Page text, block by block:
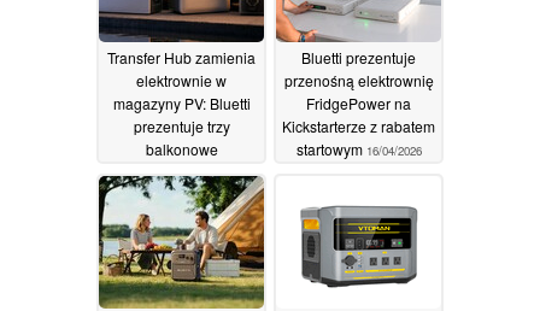
Transfer Hub zamienia
elektrownie w
magazyny PV: Bluetti
prezentuje trzy
balkonowe
rozwiązania solarne
16/05/2026
Bluetti prezentuje
przenośną elektrownię
FridgePower na
Kickstarterze z rabatem
startowym 16/04/2026